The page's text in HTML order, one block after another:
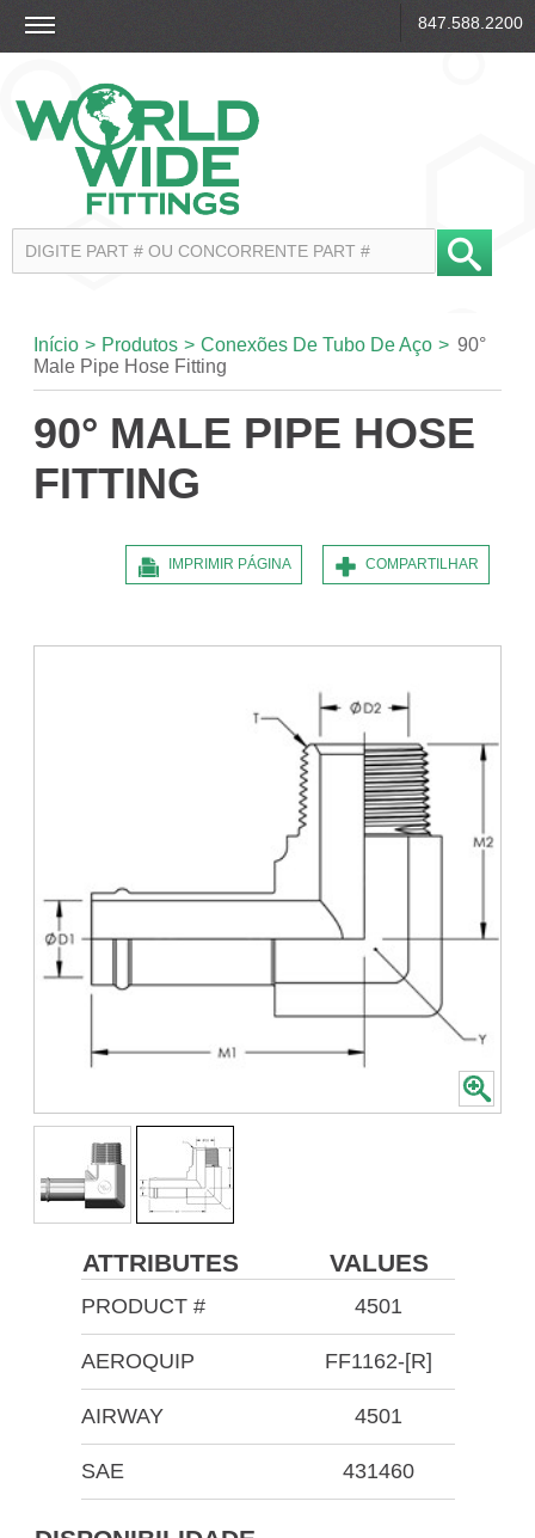
847.588.2200
Início > Produtos > Conexões De Tubo De Aço > 90°
Male Pipe Hose Fitting
90° MALE PIPE HOSE
FITTING
COMPARTILHAR
IMPRIMIR PÁGINA
ATTRIBUTES VALUES
PRODUCT # 4501
AEROQUIP FF1162-[R]
AIRWAY 4501
SAE 431460